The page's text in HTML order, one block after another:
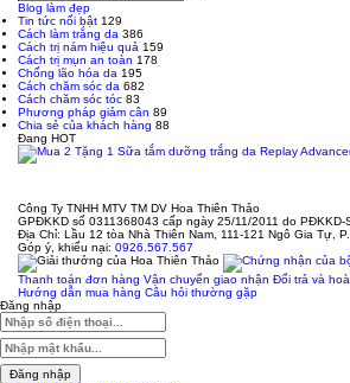
Blog làm đẹp
Tin tức nổi bật 129
Cách làm trắng da 386
Cách trị nám hiệu quả 159
Cách trị mụn an toàn 178
Chống lão hóa da 195
Cách chăm sóc da 682
Cách chăm sóc tóc 83
Phương pháp giảm cân 89
Chia sẻ của khách hàng 88
Đang HOT
Công Ty TNHH MTV TM DV Hoa Thiên Thảo
GPĐKKD số 0311368043 cấp ngày 25/11/2011 do PĐKKD-
Địa Chỉ: Lầu 12 tòa Nhà Thiên Nam, 111-121 Ngô Gia Tự,
Góp ý, khiếu nại: 0926.567.567
Thanh toán đơn hàng Vận chuyển giao nhận Đổi trả và
Hướng dẫn mua hàng Câu hỏi thường gặp
Đăng nhập
Đăng nhập